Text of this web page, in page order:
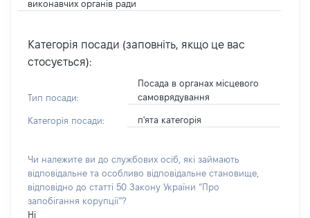
виконавчих органів ради
Категорія посади (заповніть, якщо це вас
стосується):
Тип посади:
Посада в органах місцевого
самоврядування
Категорія посади: п'ята категорія
Чи належите ви до службових осіб, які займають
відповідальне та особливо відповідальне становище,
відповідно до статті 50 Закону України “Про
запобігання корупції”?
Ні